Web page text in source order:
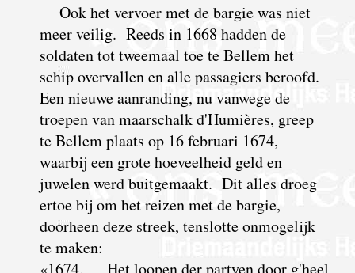
Ook het vervoer met de bargie was niet
meer veilig. Reeds in 1668 hadden de
soldaten tot tweemaal toe te Bellem het
schip overvallen en alle passagiers beroofd.
Een nieuwe aanranding, nu vanwege de
troepen van maarschalk d'Humières, greep
te Bellem plaats op 16 februari 1674,
waarbij een grote hoeveelheid geld en
juwelen werd buitgemaakt. Dit alles droeg
ertoe bij om het reizen met de bargie,
doorheen deze streek, tenslotte onmogelijk
te maken:
«1674. — Het loopen der partyen door g'heel